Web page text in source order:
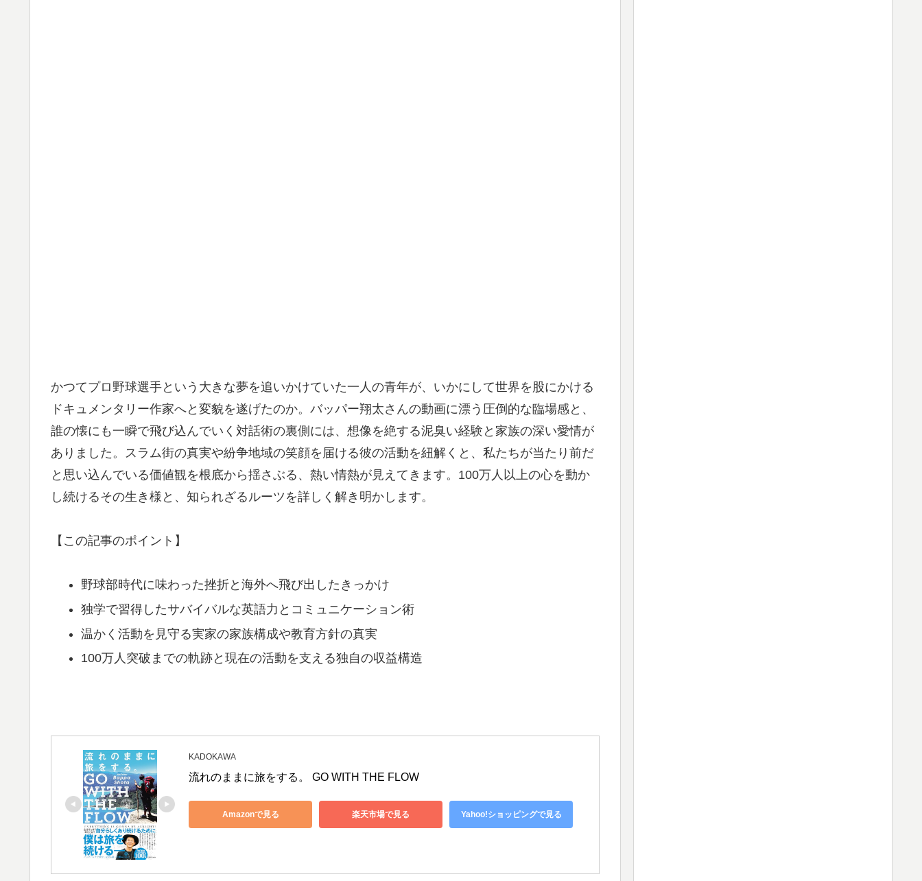
かつてプロ野球選手という大きな夢を追いかけていた一人の青年が、いかにして世界を股にかける
ドキュメンタリー作家へと変貌を遂げたのか。バッパー翔太さんの動画に漂う圧倒的な臨場感と、
誰の懐にも一瞬で飛び込んでいく対話術の裏側には、想像を絶する泥臭い経験と家族の深い愛情が
ありました。スラム街の真実や紛争地域の笑顔を届ける彼の活動を紐解くと、私たちが当たり前だ
と思い込んでいる価値観を根底から揺さぶる、熱い情熱が見えてきます。100万人以上の心を動か
し続けるその生き様と、知られざるルーツを詳しく解き明かします。
【この記事のポイント】
野球部時代に味わった挫折と海外へ飛び出したきっかけ
独学で習得したサバイバルな英語力とコミュニケーション術
温かく活動を見守る実家の家族構成や教育方針の真実
100万人突破までの軌跡と現在の活動を支える独自の収益構造
KADOKAWA
流れのままに旅をする。 GO WITH THE FLOW
Amazonで見る 楽天市場で見る Yahoo!ショッピングで見る